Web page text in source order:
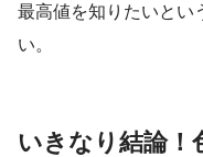
最高値を知りたいとい
い。
いきなり結論！